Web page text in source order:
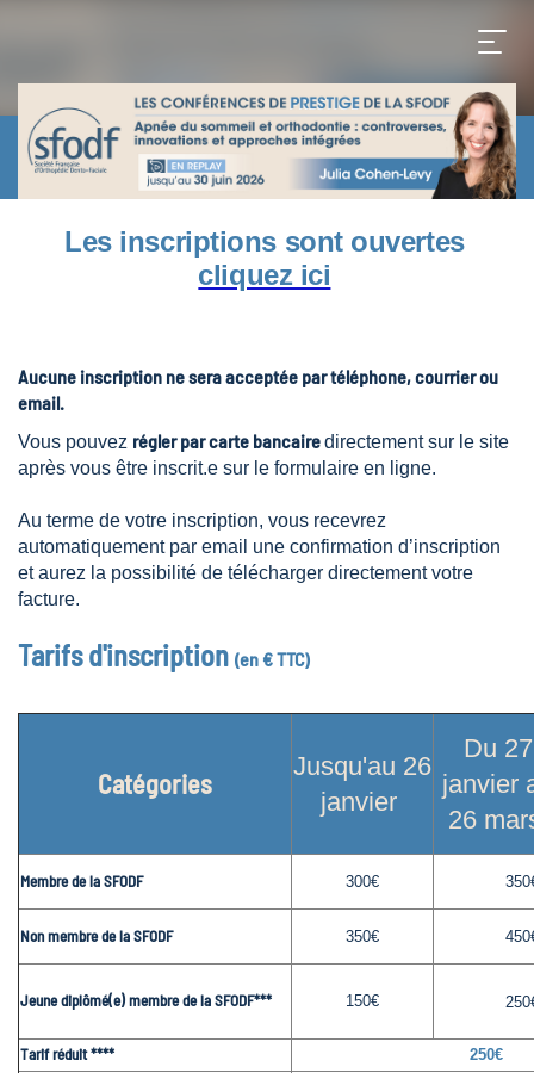
Les inscriptions sont ouvertes
cliquez ici
Aucune inscription ne sera acceptée par téléphone, courrier ou
email.
Vous pouvez régler par carte bancairedirectement sur le site
après vous être inscrit.e sur le formulaire en ligne.
Au terme de votre inscription, vous recevrez
automatiquement par email une confirmation d’inscription
et aurez la possibilité de télécharger directement votre
facture.
Tarifs d'inscription (en € TTC)
Catégories
Jusqu'au 26
janvier
Du 27
janvier
26
Membre de la SFODF 300€
Non membre de la SFODF 350€
Jeune diplômé(e) membre de la SFODF*** 150€
Tarif réduit **** 250€